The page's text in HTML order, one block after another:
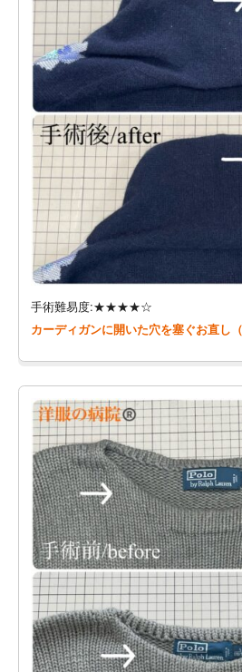
手術難易度:★★★★☆
カーディガンに開いた穴を塞ぐお直し（